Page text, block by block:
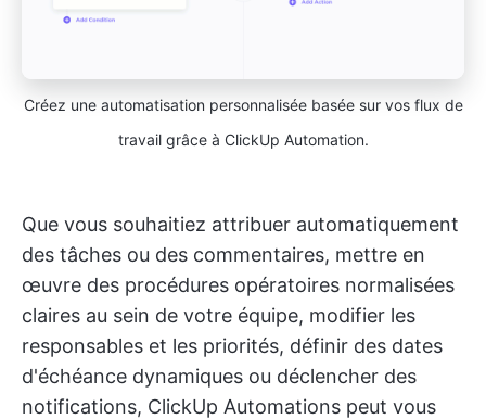
Créez une automatisation personnalisée basée sur vos flux de
travail grâce à ClickUp Automation.
Que vous souhaitiez attribuer automatiquement
des tâches ou des commentaires, mettre en
œuvre des procédures opératoires normalisées
claires au sein de votre équipe, modifier les
responsables et les priorités, définir des dates
d'échéance dynamiques ou déclencher des
notifications, ClickUp Automations peut vous